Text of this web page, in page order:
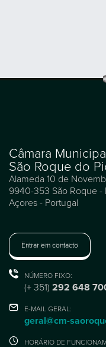
Câmara
São Roque do
Alameda 10 de
9940-353 São Roque -
Açores - Portugal
Entrar em contacto
NÚMERO FIXO:
(+ 351) 292 648
E-MAIL GERAL:
geral@cm-
HORÁRIO DE